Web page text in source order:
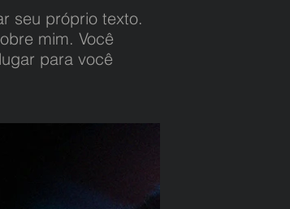
seu próprio texto.
mim. Você
para você